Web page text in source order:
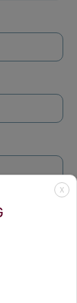
X